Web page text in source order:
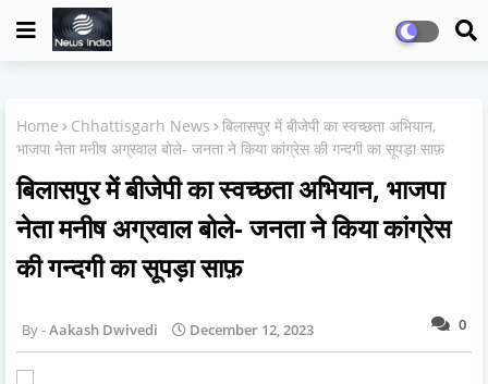
Home Chhattisgarh News
बिलासपुर में बीजेपी का स्वच्छता अभियान,
भाजपा नेता मनीष अग्रवाल बोले- जनता ने किया कांग्रेस की गन्दगी का सूपड़ा साफ़
बिलासपुर में बीजेपी का स्वच्छता अभियान, भाजपा
नेता मनीष अग्रवाल बोले- जनता ने किया कांग्रेस
की गन्दगी का सूपड़ा साफ़
0
Aakash Dwivedi December 12, 2023